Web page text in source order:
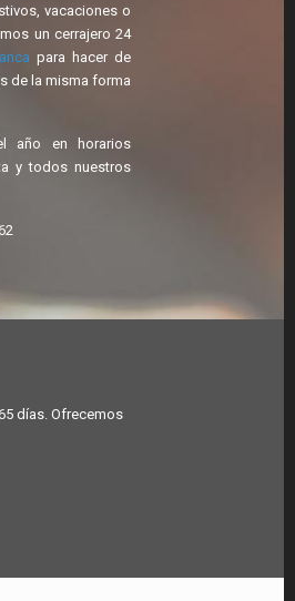
vacaciones o
un cerrajero 24
para hacer de
de la misma forma
año en horarios
y todos nuestros
días. Ofrecemos